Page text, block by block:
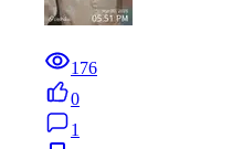
176
0
1